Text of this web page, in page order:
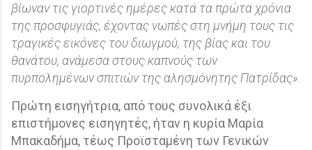
βίωναν τις γιορτινές ημέρες κατά τα πρώτα χρόνια
της προσφυγιάς, έχοντας νωπές στη μνήμη τους τις
τραγικές εικόνες του διωγμού, της βίας και του
θανάτου, ανάμεσα στους καπνούς των
πυρπολημένων σπιτιών της αλησμόνητης Πατρίδας».
Πρώτη εισηγήτρια, από τους συνολικά έξι
επιστήμονες εισηγητές, ήταν η κυρία Μαρία
Μπακαδήμα, τέως Προϊσταμένη των Γενικών